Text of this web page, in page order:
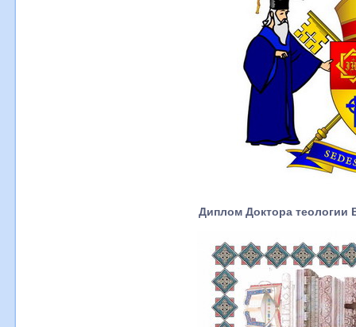
Диплом Доктора теологии